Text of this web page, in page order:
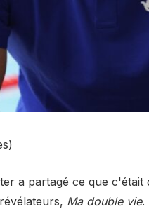
a partagé ce que
Ma double vie.